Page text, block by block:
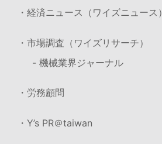
・経済ニュース（ワイズニュース）
・市場調査（ワイズリサーチ）
- 機械業界ジャーナル
・労務顧問
・Y’s PR＠taiwan